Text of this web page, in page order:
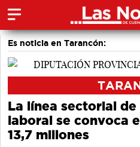
Es noticia en Tarancón:
La línea sectorial
laboral se convoca
13,7 millones